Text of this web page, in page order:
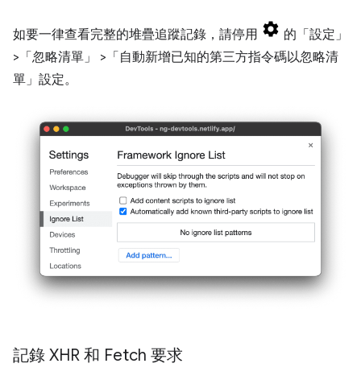
如要一律查看完整的堆疊追蹤記錄，請停用
的「設定」
>「忽略清單」
>「自動新增已知的第三方指令碼以忽略清
單」 設定。
記錄 XHR 和 Fetch 要求